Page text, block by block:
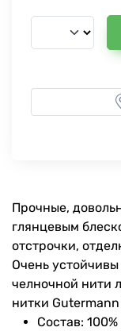
Прочные,
глянцевым
отстрочки,
Очень
челночной нити
нитки
Состав: